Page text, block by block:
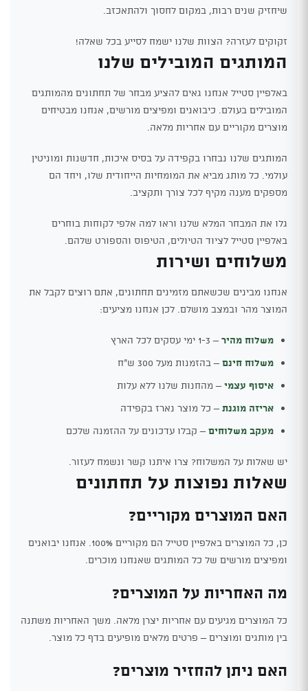
שיחזיק שנים רבות, במקום לחסוך ולהתאכזב.
זקוקים לעזרה? הצוות שלנו ישמח לסייע בכל שאלה!
המותגים המובילים שלנו
באלפיין סטייל אנחנו גאים להציע מבחר של תחתונים מהמותגים
המובילים בעולם. כיבואנים ומפיצים מורשים, אנחנו מבטיחים
מוצרים מקוריים עם אחריות מלאה.
המותגים שלנו נבחרו בקפידה על בסיס איכות, חדשנות ומוניטין
עולמי. כל מותג מביא את המומחיות הייחודית שלו, ויחד הם
מספקים מענה מקיף לכל צורך ותקציב.
גלו את המבחר המלא שלנו וראו למה אלפי לקוחות בוחרים
באלפיין סטייל לציוד הטיולים, הטיפוס והספורט שלהם.
משלוחים ושירות
אנחנו מבינים שכשאתם מזמינים תחתונים, אתם רוצים לקבל את
המוצר מהר ובמצב מושלם. לכן אנחנו מציעים:
משלוח מהיר– 1-3 ימי עסקים לכל הארץ
משלוח חינם– בהזמנות מעל 300 ש"ח
איסוף עצמי– מהחנות שלנו ללא עלות
אריזה מוגנת– כל מוצר נארז בקפידה
מעקב משלוחים– קבלו עדכונים על ההזמנה שלכם
יש שאלות על המשלוח? צרו איתנו קשר ונשמח לעזור.
שאלות נפוצות על תחתונים
האם המוצרים מקוריים?
כן, כל המוצרים באלפיין סטייל הם מקוריים 100%. אנחנו יבואנים
ומפיצים מורשים של כל המותגים שאנחנו מוכרים.
מה האחריות על המוצרים?
כל המוצרים מגיעים עם אחריות יצרן מלאה. משך האחריות משתנה
בין מותגים ומוצרים – פרטים מלאים מופיעים בדף כל מוצר.
האם ניתן להחזיר מוצרים?